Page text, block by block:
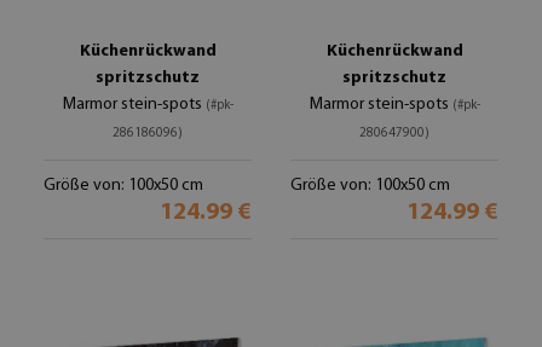
Küchenrückwand
spritzschutz
Marmor stein-spots (#pk-
286186096)
Größe von: 100x50 cm
124.99 €
Küchenrückwand
spritzschutz
Marmor stein-spots (#pk-
280647900)
Größe von: 100x50 cm
124.99 €